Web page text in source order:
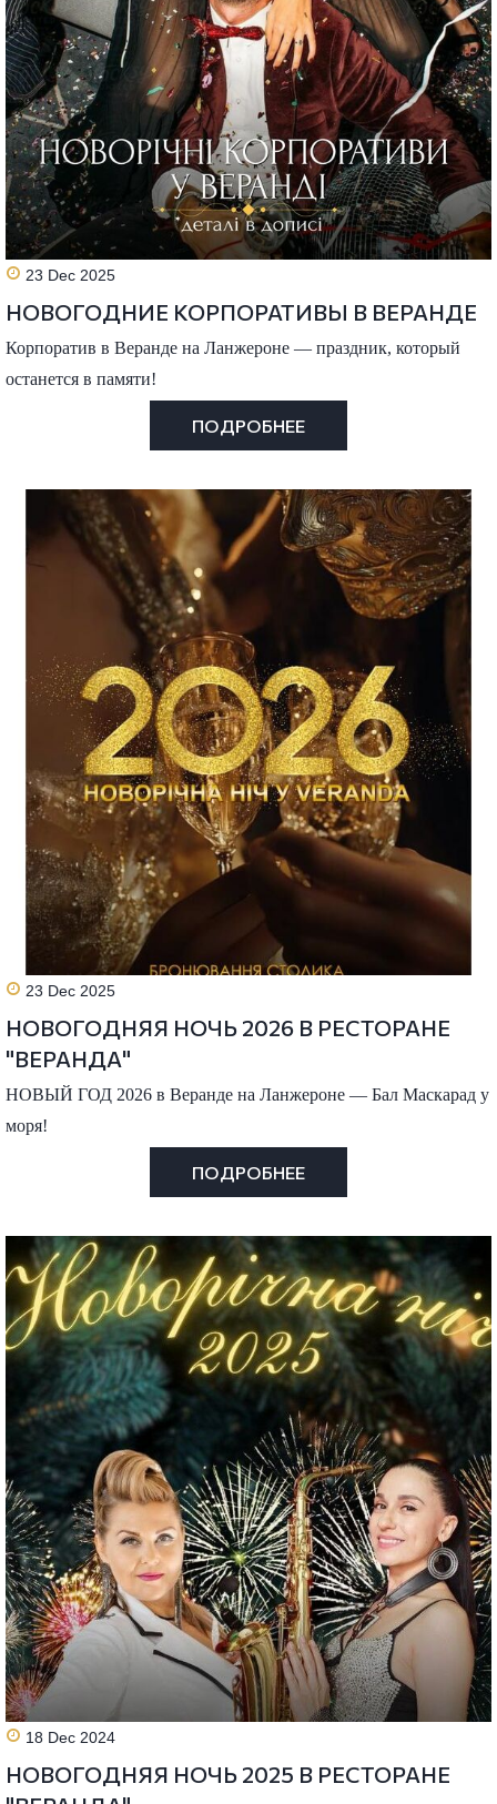
23 Dec 2025
НОВОГОДНИЕ КОРПОРАТИВЫ В ВЕРАНДЕ
Корпоратив в Веранде на Ланжероне — праздник, который
останется в памяти!
ПОДРОБНЕЕ
23 Dec 2025
НОВОГОДНЯЯ НОЧЬ 2026 В РЕСТОРАНЕ
"ВЕРАНДА"
НОВЫЙ ГОД 2026 в Веранде на Ланжероне — Бал Маскарад у
моря!
ПОДРОБНЕЕ
18 Dec 2024
НОВОГОДНЯЯ НОЧЬ 2025 В РЕСТОРАНЕ